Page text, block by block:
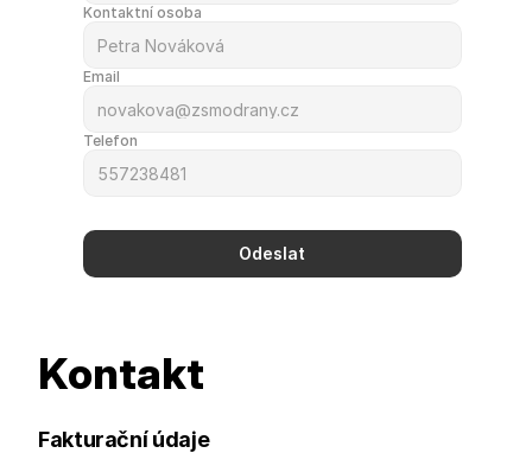
Kontaktní osoba
Email
Telefon
Odeslat
Kontakt
Fakturační údaje